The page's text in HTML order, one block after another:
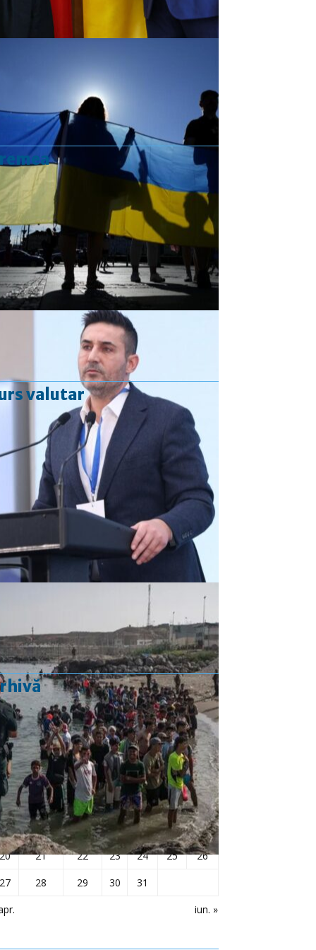
valutar
Curs valutar: 06 Aug 2026
EUR
: 5,2513 RON
+0,0024 ▲
USD: 4,5507 RON
+0,0027 ▲
CHF
: 5,6221 RON
+0,0011 ▲
GBP: 6,1236 RON
-0,0008 ▼
Convertor valutar
»
Rezultat:
mai 2024
L Ma Mi J V S D
iun. »
1 2 3 4
5
6
7 8 9 10 11
12
14 15 16 17 18
19
21 22 23 24 25
26
27
28 29 30 31